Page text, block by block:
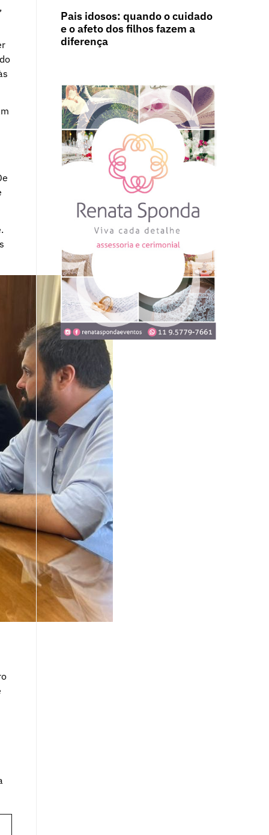
Pais idosos: quando o cuidado
e o afeto dos filhos fazem a
diferença